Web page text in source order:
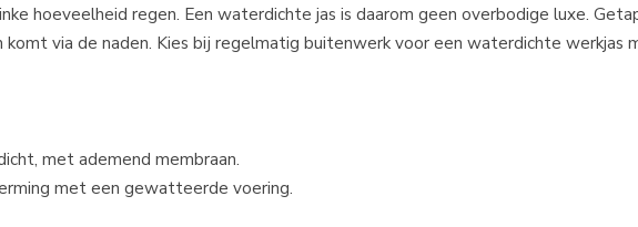
hoeveelheid regen. Een waterdichte jas is daarom geen overbodige luxe.
via de naden. Kies bij regelmatig buitenwerk voor een waterdichte werkjas
met ademend membraan.
met een gewatteerde voering.